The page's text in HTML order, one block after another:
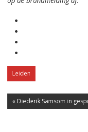
Leiden
« Diederik Samsom in